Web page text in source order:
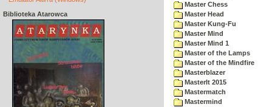
Biblioteka Atarowca
Master Chess
Master Head
Master Kung-Fu
Master Mind
Master Mind 1
Master of the Lamps
Master of the Mindfire
Masterblazer
MasterIt 2015
Mastermatch
Mastermind